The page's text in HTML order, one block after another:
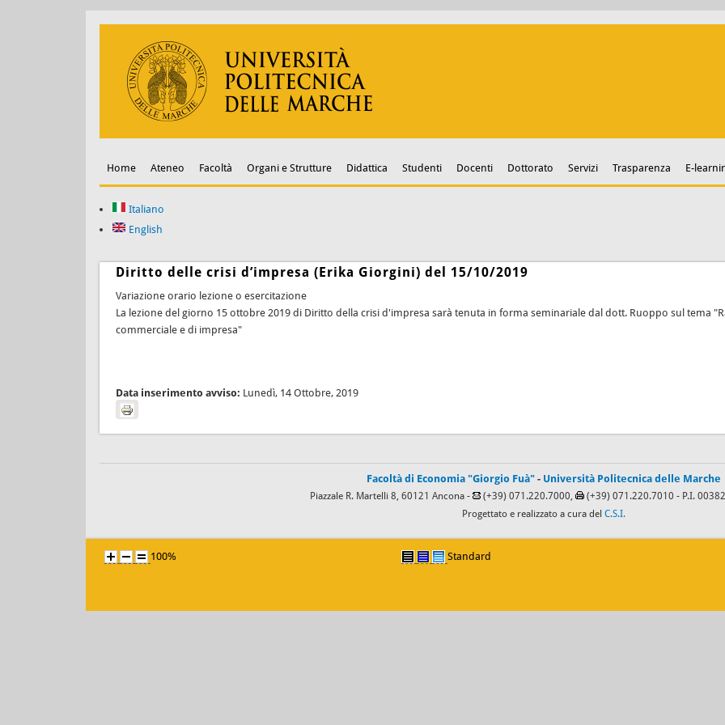
Home Ateneo Facoltà Organi e Strutture Didattica Studenti Docenti Dottorato Servizi Trasparenza E-
Italiano
English
Diritto delle crisi d’impresa (Erika Giorgini) del 15/10/2019
Variazione orario lezione o esercitazione
La lezione del giorno 15 ottobre 2019 di Diritto della crisi d'impresa sarà tenuta in forma seminariale dal dott. Ruoppo sul tema
commerciale e di impresa"
Data inserimento avviso: Lunedì, 14 Ottobre, 2019
Facoltà di Economia "Giorgio Fuà" - Università Politecnica delle Marche
Piazzale R. Martelli 8, 60121 Ancona - (+39) 071.220.7000, (+39) 071.220.7010 - P.I.
Progettato e realizzato a cura del C.S.I.
100% Standard